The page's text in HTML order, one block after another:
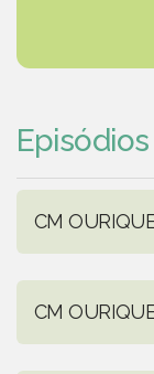
Episódios
CM
CM